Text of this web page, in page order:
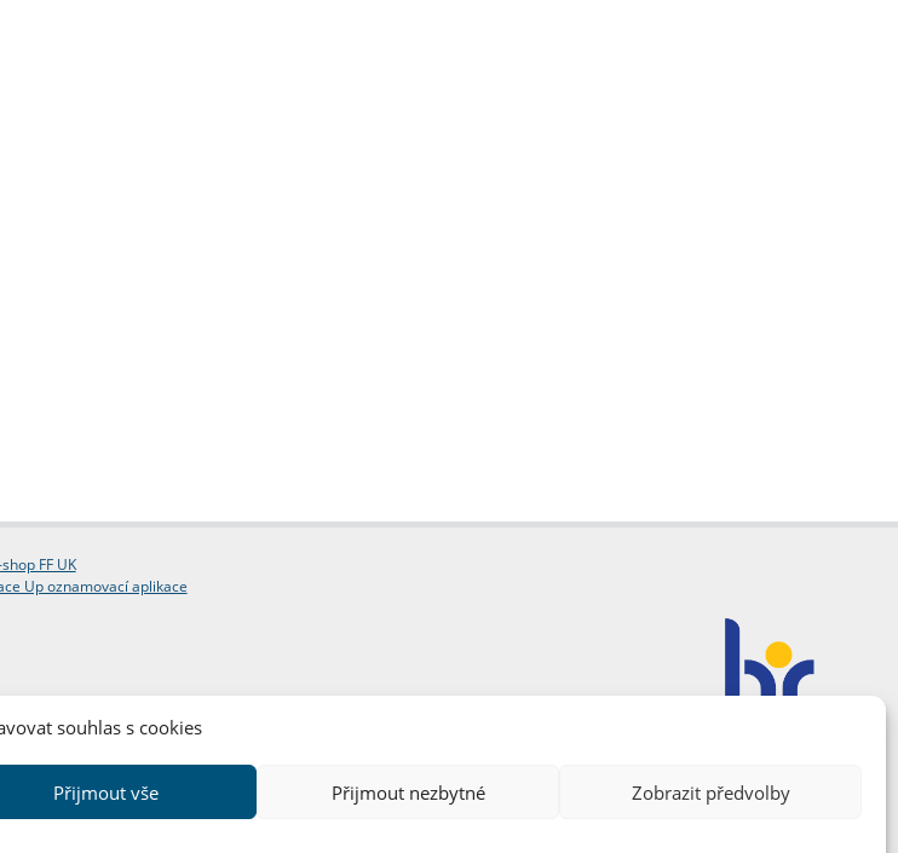
souhlas s cookies
Přijmout vše Přijmout nezbytné Zobrazit předvolby
shop FF UK
Up oznamovací aplikace